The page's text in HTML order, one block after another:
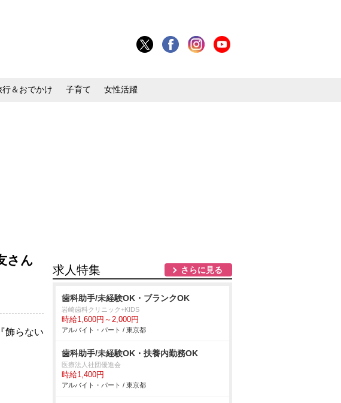
行＆おでかけ 子育て 女性活躍
さん
飾らない
求人特集 さらに見る
歯科助手/未経験OK・ブランクOK
崎歯科クリニック+KIDS
時給1,600円～2,000円
アルバイト・パート / 東京都
歯科助手/未経験OK・扶養内勤務OK
医療法人社団優進会
時給1,400円
アルバイト・パート / 東京都